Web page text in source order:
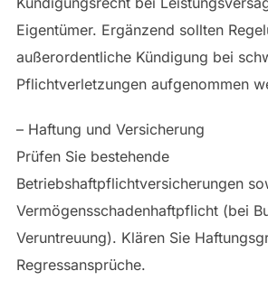
Eigentümer. Ergänzend sollten
außerordentliche Kündigung bei
Pflichtverletzungen aufgenommen
– Haftung und Versicherung
Prüfen Sie bestehende
Betriebshaftpflichtversicherungen
Vermögensschadenhaftpflicht (bei
Veruntreuung). Klären Sie
Regressansprüche.